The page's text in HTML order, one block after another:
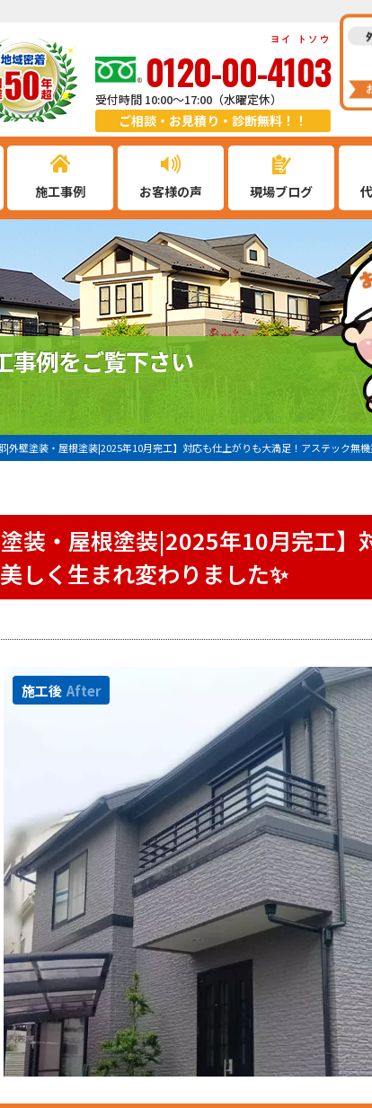
0120-00-4103
ヨイ トソウ
受付時間 10:00～17:00（水曜定休）
ご相談・お見積り・診断無料！！
施工事例 お客様の声 現場ブログ
事例をご覧下さい
|外壁塗装・屋根塗装|2025年10月完工】対応も仕上がりも大満足！アステック無
装・屋根塗装|2025年10月完工】
しく生まれ変わりました✨
施工後 After